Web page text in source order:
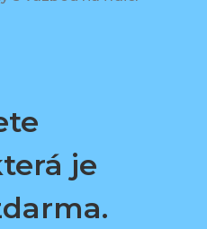
je